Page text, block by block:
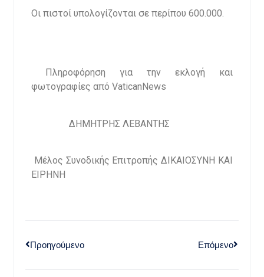
Οι πιστοί υπολογίζονται σε περίπου 600.000.
Πληροφόρηση για την εκλογή και
φωτογραφίες από VaticanNews
ΔΗΜΗΤΡΗΣ ΛΕΒΑΝΤΗΣ
Μέλος Συνοδικής Επιτροπής ΔΙΚΑΙΟΣΥΝΗ ΚΑΙ
ΕΙΡΗΝΗ
Προηγούμενο Επόμενο